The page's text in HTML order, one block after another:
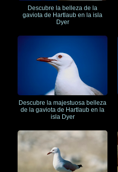
Descubre la belleza de la
gaviota de Hartlaub en la isla
Dyer
Descubre la majestuosa belleza
de la gaviota de Hartlaub en la
isla Dyer